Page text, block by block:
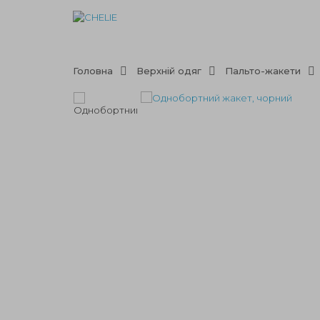
Головна Верхній одяг Пальто-жакети